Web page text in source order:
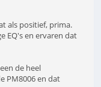
als positief, prima.
EQ's en ervaren dat
de heel
PM8006 en dat